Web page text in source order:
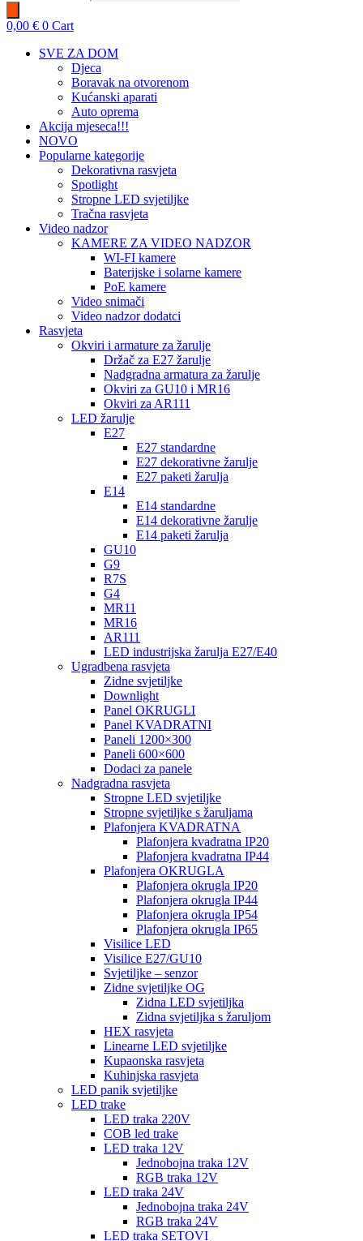
0,00 € 0 Cart
SVE ZA DOM
Djeca
Boravak na otvorenom
Kućanski aparati
Auto oprema
Akcija mjeseca!!!
NOVO
Popularne kategorije
Dekorativna rasvjeta
Spotlight
Stropne LED svjetiljke
Tračna rasvjeta
Video nadzor
KAMERE ZA VIDEO NADZOR
WI-FI kamere
Baterijske i solarne kamere
PoE kamere
Video snimači
Video nadzor dodatci
Rasvjeta
Okviri i armature za žarulje
Držač za E27 žarulje
Nadgradna armatura za žarulje
Okviri za GU10 i MR16
Okviri za AR111
LED žarulje
E27
E27 standardne
E27 dekorativne žarulje
E27 paketi žarulja
E14
E14 standardne
E14 dekorativne žarulje
E14 paketi žarulja
GU10
G9
R7S
G4
MR11
MR16
AR111
LED industrijska žarulja E27/E40
Ugradbena rasvjeta
Zidne svjetiljke
Downlight
Panel OKRUGLI
Panel KVADRATNI
Paneli 1200×300
Paneli 600×600
Dodaci za panele
Nadgradna rasvjeta
Stropne LED svjetiljke
Stropne svjetiljke s žaruljama
Plafonjera KVADRATNA
Plafonjera kvadratna IP20
Plafonjera kvadratna IP44
Plafonjera OKRUGLA
Plafonjera okrugla IP20
Plafonjera okrugla IP44
Plafonjera okrugla IP54
Plafonjera okrugla IP65
Visilice LED
Visilice E27/GU10
Svjetiljke – senzor
Zidne svjetiljke OG
Zidna LED svjetiljka
Zidna svjetiljka s žaruljom
HEX rasvjeta
Linearne LED svjetiljke
Kupaonska rasvjeta
Kuhinjska rasvjeta
LED panik svjetiljke
LED trake
LED traka 220V
COB led trake
LED traka 12V
Jednobojna traka 12V
RGB traka 12V
LED traka 24V
Jednobojna traka 24V
RGB traka 24V
LED traka SETOVI